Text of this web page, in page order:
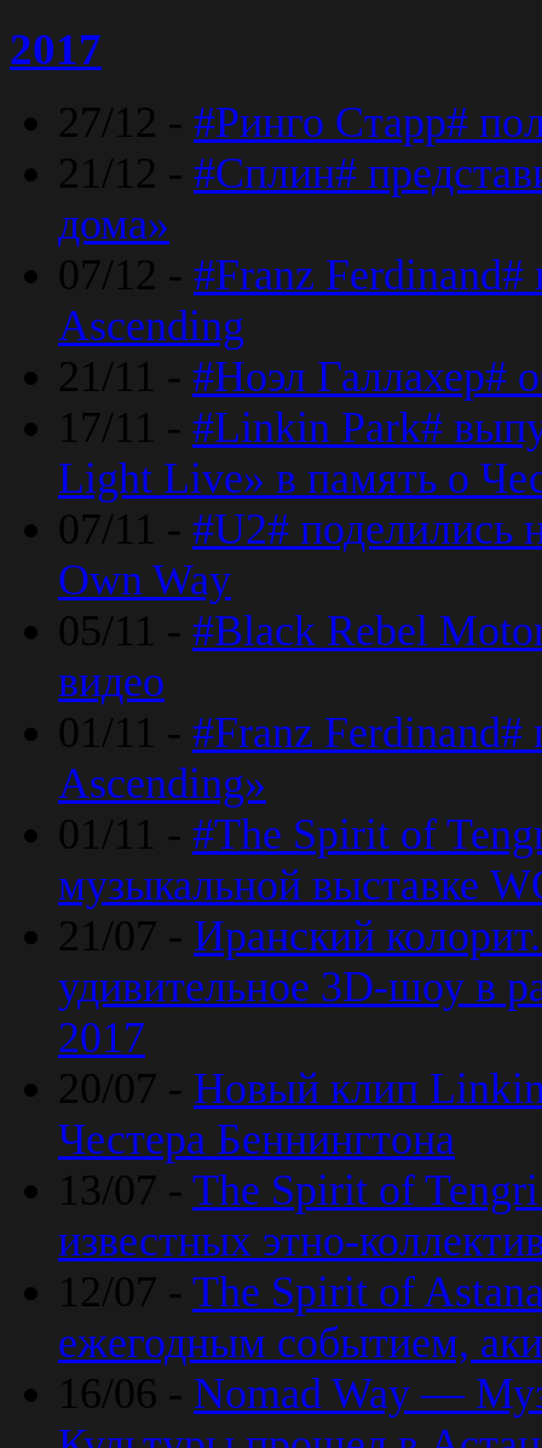
2017
27/12 - #Ринго Старр#
21/12 - #Сплин#
дома»
07/12 - #Franz
Ascending
21/11 - #Ноэл Галлахер#
17/11 - #Linkin Park#
Light Live» в память о
07/11 - #U2#
Own Way
05/11 - #Black Rebel
видео
01/11 - #Franz Ferdinand#
Ascending»
01/11 - #The Spirit of
музыкальной выставке
21/07 - Иранский
удивительное 3D-шоу в
2017
20/07 - Новый клип Linkin
Честера Беннингтона
13/07 - The Spirit of Tengri
известных этно-
12/07 - The Spirit of
ежегодным событием,
16/06 - Nomad Way —